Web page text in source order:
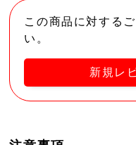
この商品に対する
い。
新規レ